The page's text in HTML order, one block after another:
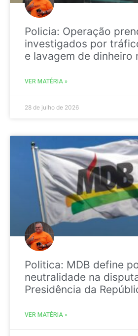
Policia: Operação
investigados por
e lavagem de dinheiro
VER MATÉRIA »
28 de julho de 2026
Politica: MDB define
neutralidade na
Presidência da
VER MATÉRIA »